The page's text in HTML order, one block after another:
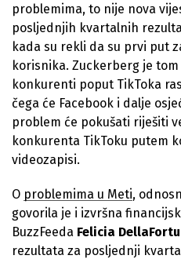
problemima, to nije nova
posljednjih kvartalnih
kada su rekli da su prvi put
korisnika. Zuckerberg je
konkurenti poput TikToka
čega će Facebook i dalje
problem će pokušati riješiti
konkurenta TikToku putem
videozapisi.
O problemima u Meti,
govorila je i izvršna
BuzzFeeda Felicia
rezultata za posljednji